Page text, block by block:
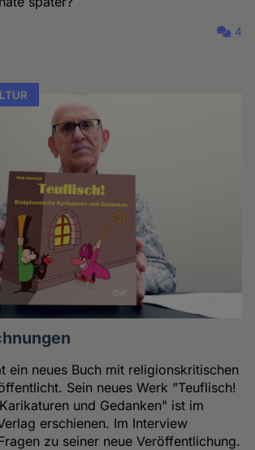
4
ein neues Buch mit religionskritischen
Sein neues Werk "Teuflisch!
und Gedanken" ist im
erschienen. Im Interview
zu seiner neue Veröffentlichung.